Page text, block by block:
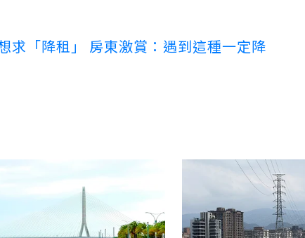
求「降租」 房東激賞：遇到這種一定降